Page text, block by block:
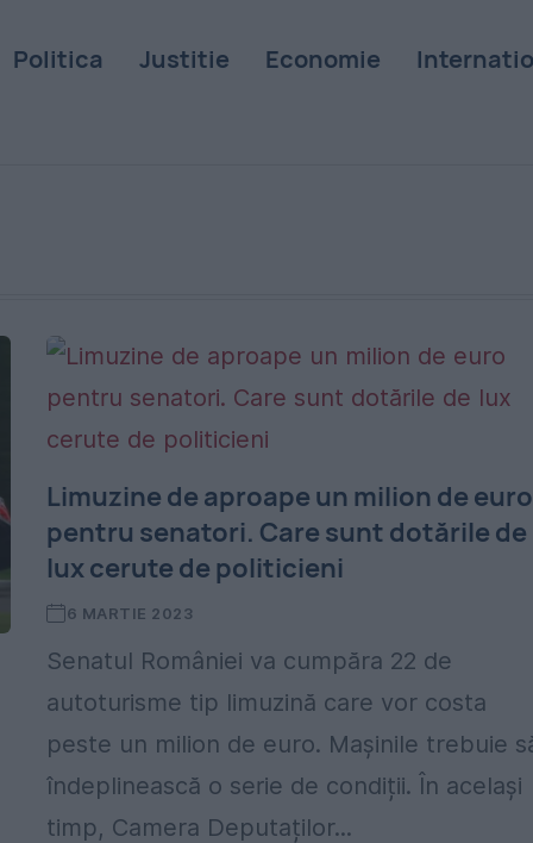
Politica Justitie Economie
Limuzine de aproape un milion de euro
pentru senatori. Care sunt dotările de
lux cerute de politicieni
6 MARTIE 2023
Senatul României va cumpăra 22 de
autoturisme tip limuzină care vor costa
peste un milion de euro. Mașinile trebuie
îndeplinească o serie de condiții. În același
timp, Camera Deputaților...